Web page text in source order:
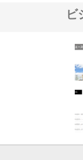
ビ